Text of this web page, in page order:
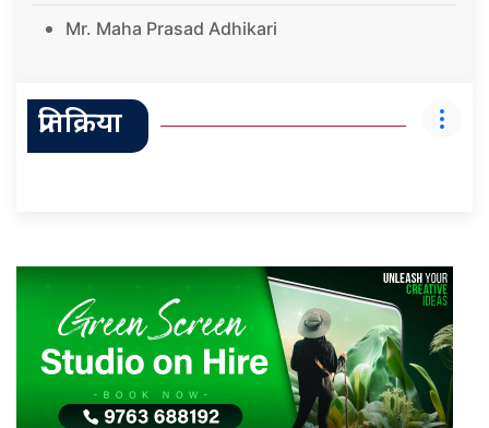
Mr. Maha Prasad Adhikari
प्रतिक्रिया